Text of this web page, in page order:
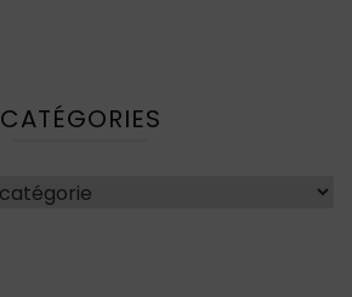
CATÉGORIES